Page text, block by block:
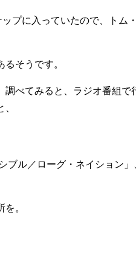
プに入っていたので、トム
そうです。
べてみると、ラジオ番組で
ブル／ローグ・ネイション」
。